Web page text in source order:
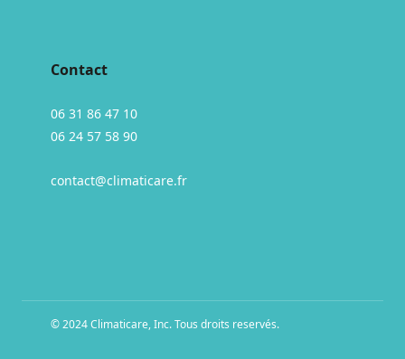
Contact
06 31 86 47 10
06 24 57 58 90
contact@climaticare.fr
© 2024 Climaticare, Inc. Tous droits reservés.